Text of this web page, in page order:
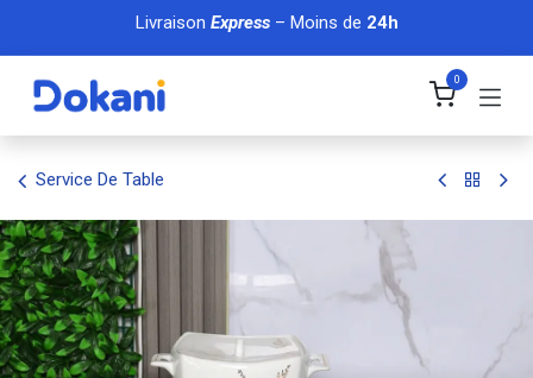
Se rendre au contenu
Livraison Express– Moins de 24h
0
Service De Table